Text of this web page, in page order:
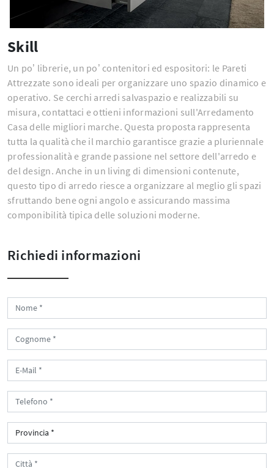
Skill
Un po’ librerie, un po’ contenitori ed espositori: le Pareti
Attrezzate sono ideali per organizzare uno spazio dinamico e
operativo. Se cerchi arredi salvaspazio e realizzabili su
misura, contattaci e ottieni informazioni sull'Arredamento
Casa delle migliori marche. Questa proposta rappresenta
tutta la qualità che il marchio garantisce grazie a pluriennale
professionalità e grande passione nel settore dell'arredo e
del design. Anche in un living di dimensioni contenute,
questo tipo di arredo riesce a organizzare al meglio gli spazi
sfruttando bene ogni angolo e assicurando massima
componibilità tipica delle soluzioni moderne.
Richiedi informazioni